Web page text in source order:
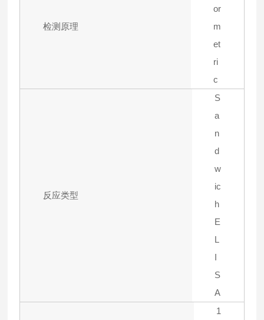
检测原理
or
m
et
ri
c
反应类型
S
a
n
d
w
ic
h
E
L
I
S
A
1